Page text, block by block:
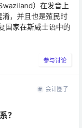
）在发音上
，并且也是殖民时
国家在斯威士语中的
参与讨论
会计圈子
？